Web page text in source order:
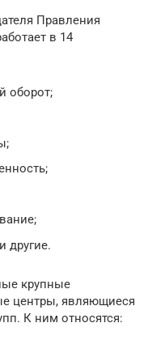
Правления
в 14
оборот;
другие.
крупные
центры, являющиеся
К ним относятся: